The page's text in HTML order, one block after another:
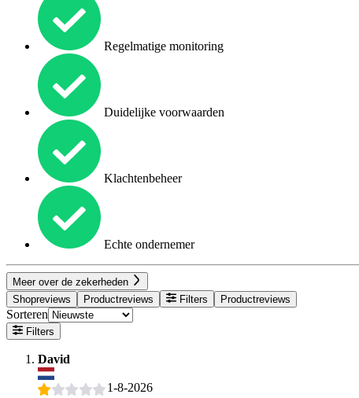
Regelmatige monitoring
Duidelijke voorwaarden
Klachtenbeheer
Echte ondernemer
Meer over de zekerheden
Shopreviews
Productreviews Filters Productreviews
Sorteren
Filters
David
1-8-2026